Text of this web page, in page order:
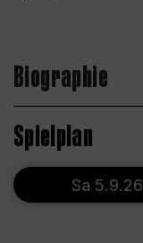
Biographie
Spielplan
Sa 5.9.26